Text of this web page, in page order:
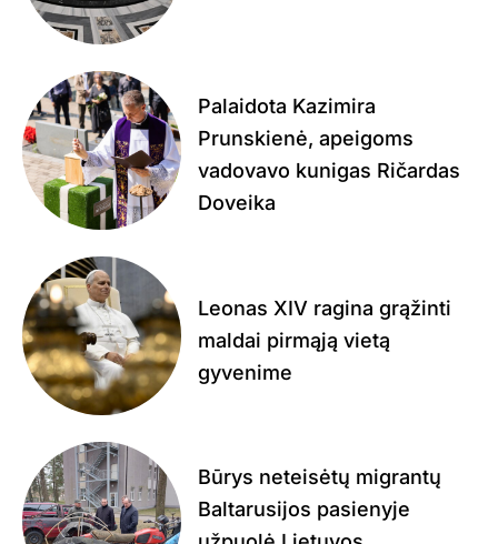
Palaidota Kazimira
Prunskienė, apeigoms
vadovavo kunigas Ričardas
Doveika
Leonas XIV ragina grąžinti
maldai pirmąją vietą
gyvenime
Būrys neteisėtų migrantų
Baltarusijos pasienyje